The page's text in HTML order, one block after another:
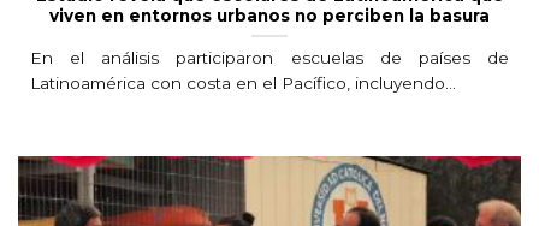
viven en entornos urbanos no perciben la basura
En el análisis participaron escuelas de países de
Latinoamérica con costa en el Pacífico, incluyendo...